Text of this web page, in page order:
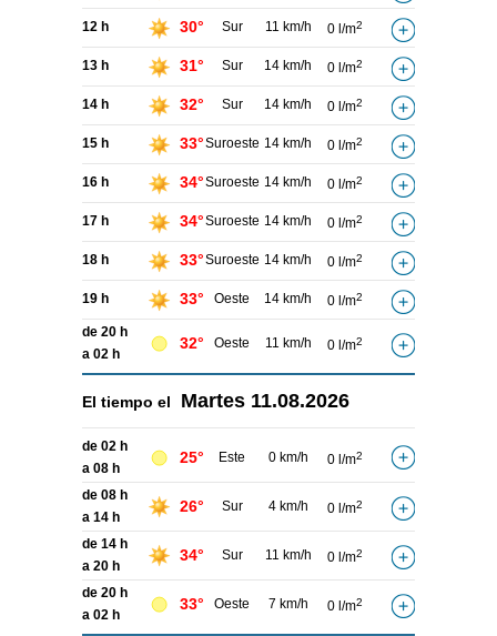
12 h 30° Sur 11 km/h 0 l/m2
13 h 31° Sur 14 km/h 0 l/m2
14 h 32° Sur 14 km/h 0 l/m2
15 h 33°Suroeste 14 km/h 0 l/m2
16 h 34°Suroeste 14 km/h 0 l/m2
17 h 34°Suroeste 14 km/h 0 l/m2
18 h 33°Suroeste 14 km/h 0 l/m2
19 h 33° Oeste 14 km/h 0 l/m2
de 20 h
a 02 h
32° Oeste 11 km/h 0 l/m2
El tiempo el Martes 11.08.2026
de 02 h
a 08 h
25° Este 0 km/h 0 l/m2
de 08 h
a 14 h
26° Sur 4 km/h 0 l/m2
de 14 h
a 20 h
34° Sur 11 km/h 0 l/m2
de 20 h
a 02 h
33° Oeste 7 km/h 0 l/m2